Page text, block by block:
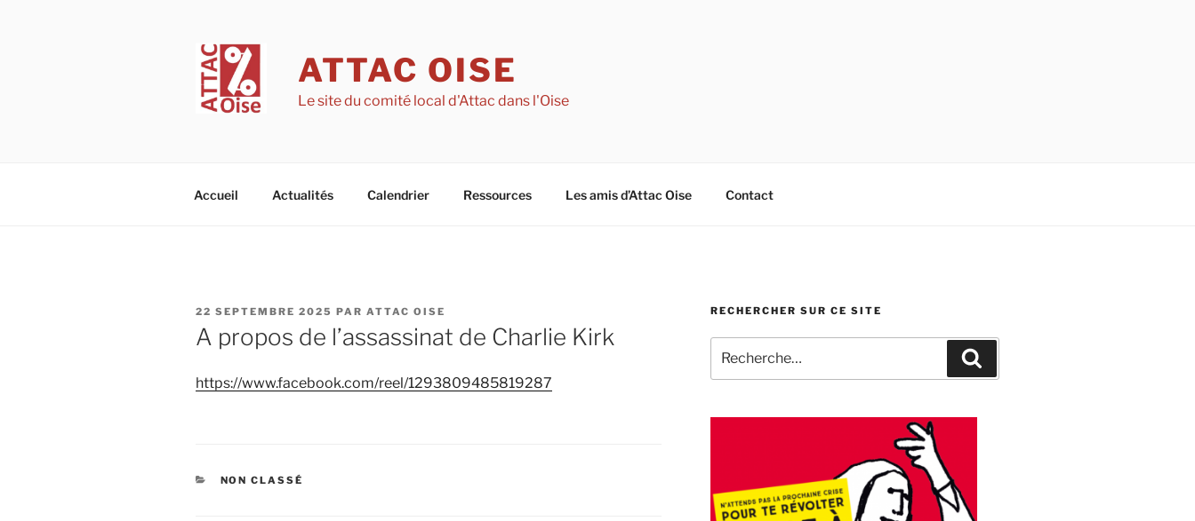
ATTAC OISE
Le site du comité local d'Attac dans l'Oise
Accueil Actualités Calendrier Ressources Les amis d’Attac Oise Contact
PUBLIÉ
LE
22 SEPTEMBRE 2025 PAR ATTAC OISE
A propos de l’assassinat de Charlie Kirk
https://www.facebook.com/reel/1293809485819287
CATÉGORIES
NON CLASSÉ
RECHERCHER SUR CE SITE
pour
: